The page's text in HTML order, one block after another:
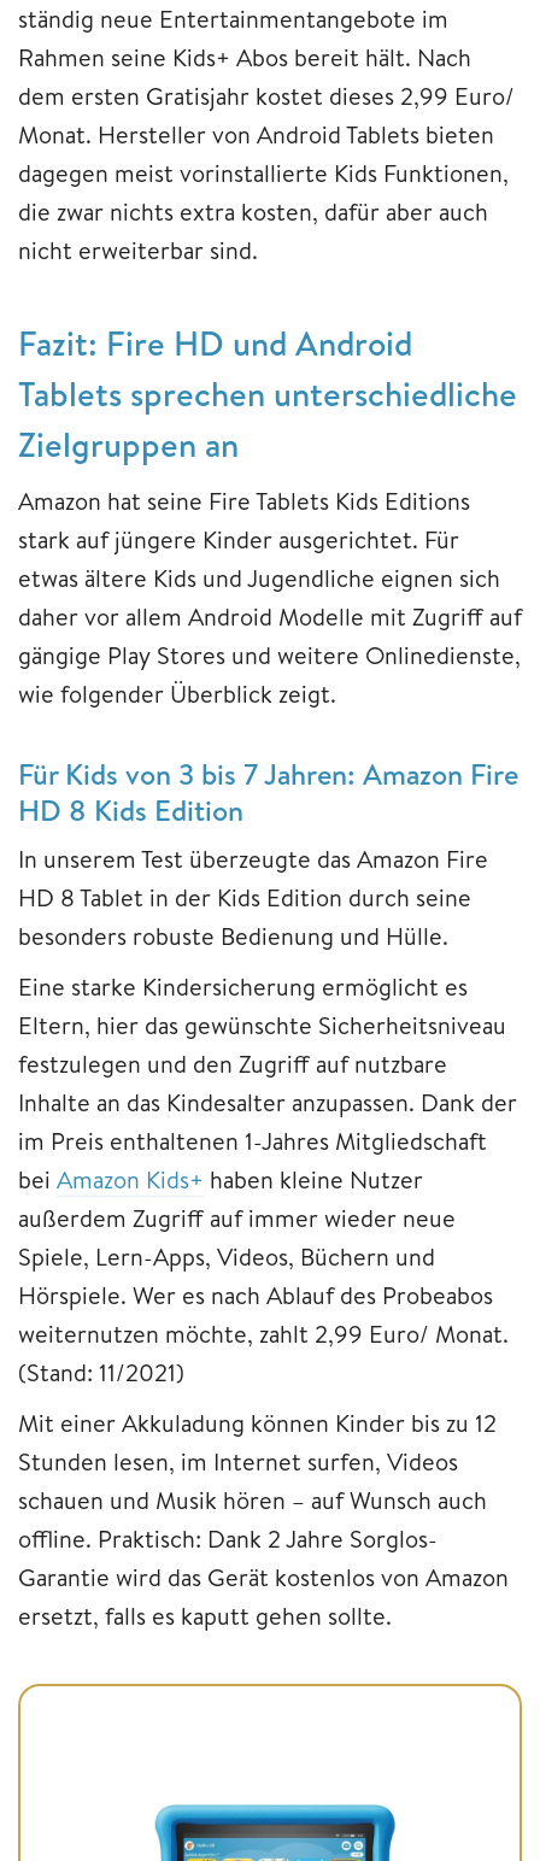
ständig neue Entertainmentangebote im
Rahmen seine Kids+ Abos bereit hält. Nach
dem ersten Gratisjahr kostet dieses 2,99 Euro/
Monat. Hersteller von Android Tablets bieten
dagegen meist vorinstallierte Kids Funktionen,
die zwar nichts extra kosten, dafür aber auch
nicht erweiterbar sind.
Fazit: Fire HD und Android
Tablets sprechen unterschiedliche
Zielgruppen an
Amazon hat seine Fire Tablets Kids Editions
stark auf jüngere Kinder ausgerichtet. Für
etwas ältere Kids und Jugendliche eignen sich
daher vor allem Android Modelle mit Zugriff auf
gängige Play Stores und weitere Onlinedienste,
wie folgender Überblick zeigt.
Für Kids von 3 bis 7 Jahren: Amazon Fire
HD 8 Kids Edition
In unserem Test überzeugte das Amazon Fire
HD 8 Tablet in der Kids Edition durch seine
besonders robuste Bedienung und Hülle.
Eine starke Kindersicherung ermöglicht es
Eltern, hier das gewünschte Sicherheitsniveau
festzulegen und den Zugriff auf nutzbare
Inhalte an das Kindesalter anzupassen. Dank der
im Preis enthaltenen 1-Jahres Mitgliedschaft
bei Amazon Kids+ haben kleine Nutzer
außerdem Zugriff auf immer wieder neue
Spiele, Lern-Apps, Videos, Büchern und
Hörspiele. Wer es nach Ablauf des Probeabos
weiternutzen möchte, zahlt 2,99 Euro/ Monat.
(Stand: 11/2021)
Mit einer Akkuladung können Kinder bis zu 12
Stunden lesen, im Internet surfen, Videos
schauen und Musik hören – auf Wunsch auch
offline. Praktisch: Dank 2 Jahre Sorglos-
Garantie wird das Gerät kostenlos von Amazon
ersetzt, falls es kaputt gehen sollte.